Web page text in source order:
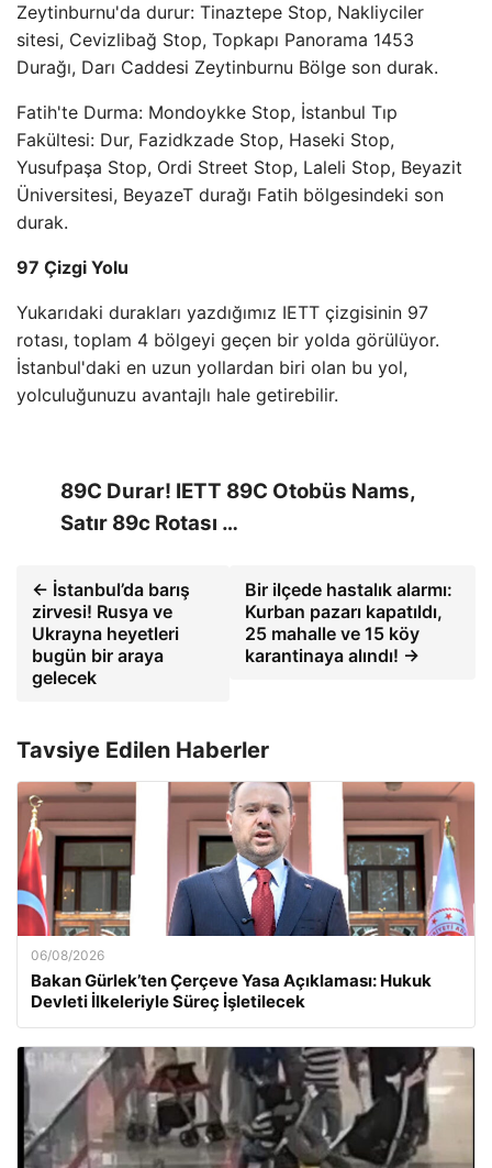
Zeytinburnu'da durur: Tinaztepe Stop, Nakliyciler
sitesi, Cevizlibağ Stop, Topkapı Panorama 1453
Durağı, Darı Caddesi Zeytinburnu Bölge son durak.
Fatih'te Durma: Mondoykke Stop, İstanbul Tıp
Fakültesi: Dur, Fazidkzade Stop, Haseki Stop,
Yusufpaşa Stop, Ordi Street Stop, Laleli Stop, Beyazit
Üniversitesi, BeyazeT durağı Fatih bölgesindeki son
durak.
97 Çizgi Yolu
Yukarıdaki durakları yazdığımız IETT çizgisinin 97
rotası, toplam 4 bölgeyi geçen bir yolda görülüyor.
İstanbul'daki en uzun yollardan biri olan bu yol,
yolculuğunuzu avantajlı hale getirebilir.
89C Durar! IETT 89C Otobüs Nams,
Satır 89c Rotası …
← İstanbul’da barış
zirvesi! Rusya ve
Ukrayna heyetleri
bugün bir araya
gelecek
Bir ilçede hastalık alarmı:
Kurban pazarı kapatıldı,
25 mahalle ve 15 köy
karantinaya alındı! →
Tavsiye Edilen Haberler
06/08/2026
Bakan Gürlek’ten Çerçeve Yasa Açıklaması: Hukuk
Devleti İlkeleriyle Süreç İşletilecek